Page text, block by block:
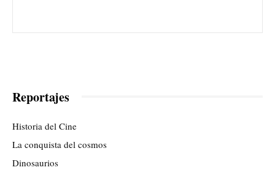
Reportajes
Historia del Cine
La conquista del cosmos
Dinosaurios